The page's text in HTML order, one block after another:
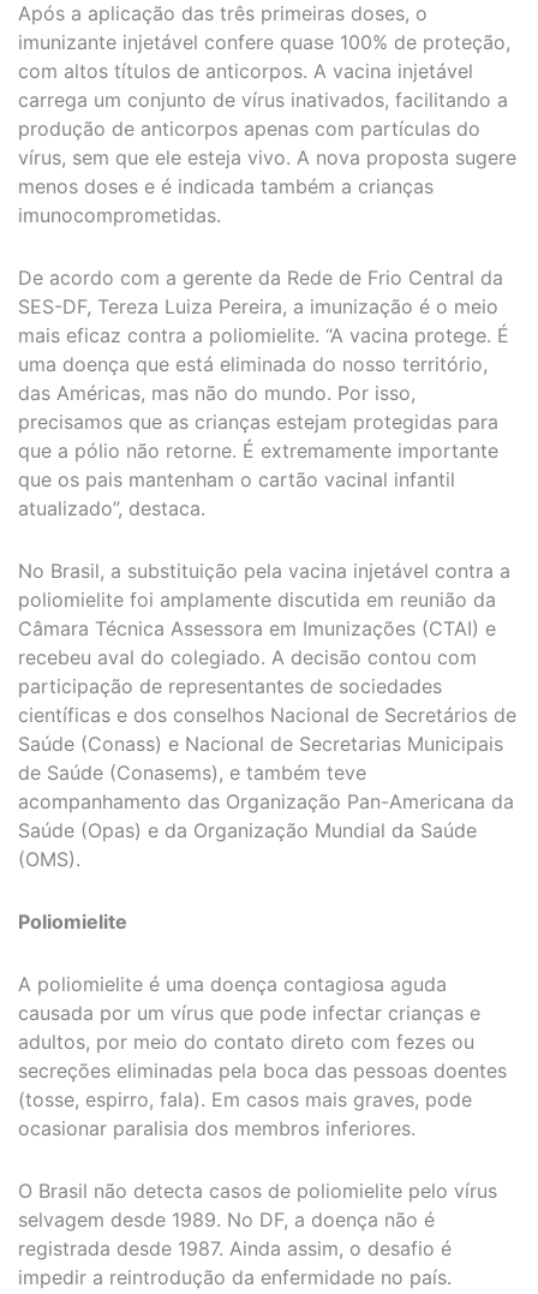
Após a aplicação das três primeiras doses, o
imunizante injetável confere quase 100% de proteção,
com altos títulos de anticorpos. A vacina injetável
carrega um conjunto de vírus inativados, facilitando a
produção de anticorpos apenas com partículas do
vírus, sem que ele esteja vivo. A nova proposta sugere
menos doses e é indicada também a crianças
imunocomprometidas.
De acordo com a gerente da Rede de Frio Central da
SES-DF, Tereza Luiza Pereira, a imunização é o meio
mais eficaz contra a poliomielite. “A vacina protege. É
uma doença que está eliminada do nosso território,
das Américas, mas não do mundo. Por isso,
precisamos que as crianças estejam protegidas para
que a pólio não retorne. É extremamente importante
que os pais mantenham o cartão vacinal infantil
atualizado”, destaca.
No Brasil, a substituição pela vacina injetável contra a
poliomielite foi amplamente discutida em reunião da
Câmara Técnica Assessora em Imunizações (CTAI) e
recebeu aval do colegiado. A decisão contou com
participação de representantes de sociedades
científicas e dos conselhos Nacional de Secretários de
Saúde (Conass) e Nacional de Secretarias Municipais
de Saúde (Conasems), e também teve
acompanhamento das Organização Pan-Americana da
Saúde (Opas) e da Organização Mundial da Saúde
(OMS).
Poliomielite
A poliomielite é uma doença contagiosa aguda
causada por um vírus que pode infectar crianças e
adultos, por meio do contato direto com fezes ou
secreções eliminadas pela boca das pessoas doentes
(tosse, espirro, fala). Em casos mais graves, pode
ocasionar paralisia dos membros inferiores.
O Brasil não detecta casos de poliomielite pelo vírus
selvagem desde 1989. No DF, a doença não é
registrada desde 1987. Ainda assim, o desafio é
impedir a reintrodução da enfermidade no país.